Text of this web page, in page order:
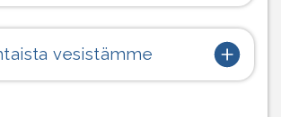
vesistämme